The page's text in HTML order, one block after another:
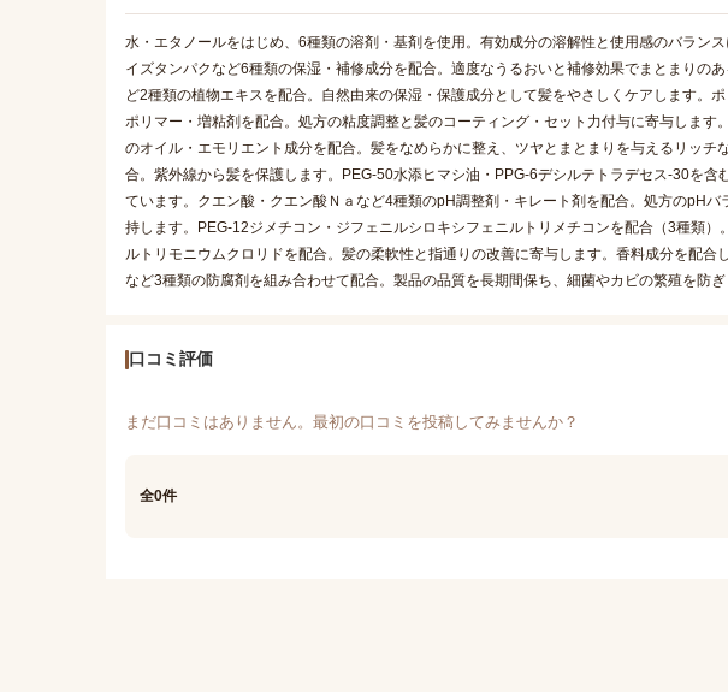
水・エタノールをはじめ、6種類の溶剤・基剤を使用。有効成分の溶解性と使用感のバラン
イズタンパクなど6種類の保湿・補修成分を配合。適度なうるおいと補修効果でまとまりの
ど2種類の植物エキスを配合。自然由来の保湿・保護成分として髪をやさしくケアします。
ポリマー・増粘剤を配合。処方の粘度調整と髪のコーティング・セット力付与に寄与しま
のオイル・エモリエント成分を配合。髪をなめらかに整え、ツヤとまとまりを与えるリッチ
合。紫外線から髪を保護します。PEG-50水添ヒマシ油・PPG-6デシルテトラデセス-30を含
ています。クエン酸・クエン酸Ｎａなど4種類のpH調整剤・キレート剤を配合。処方のpH
持します。PEG-12ジメチコン・ジフェニルシロキシフェニルトリメチコンを配合（3種類
ルトリモニウムクロリドを配合。髪の柔軟性と指通りの改善に寄与します。香料成分を配合
など3種類の防腐剤を組み合わせて配合。製品の品質を長期間保ち、細菌やカビの繁殖を防ぎ
口コミ評価
まだ口コミはありません。最初の口コミを投稿してみませんか？
全0件